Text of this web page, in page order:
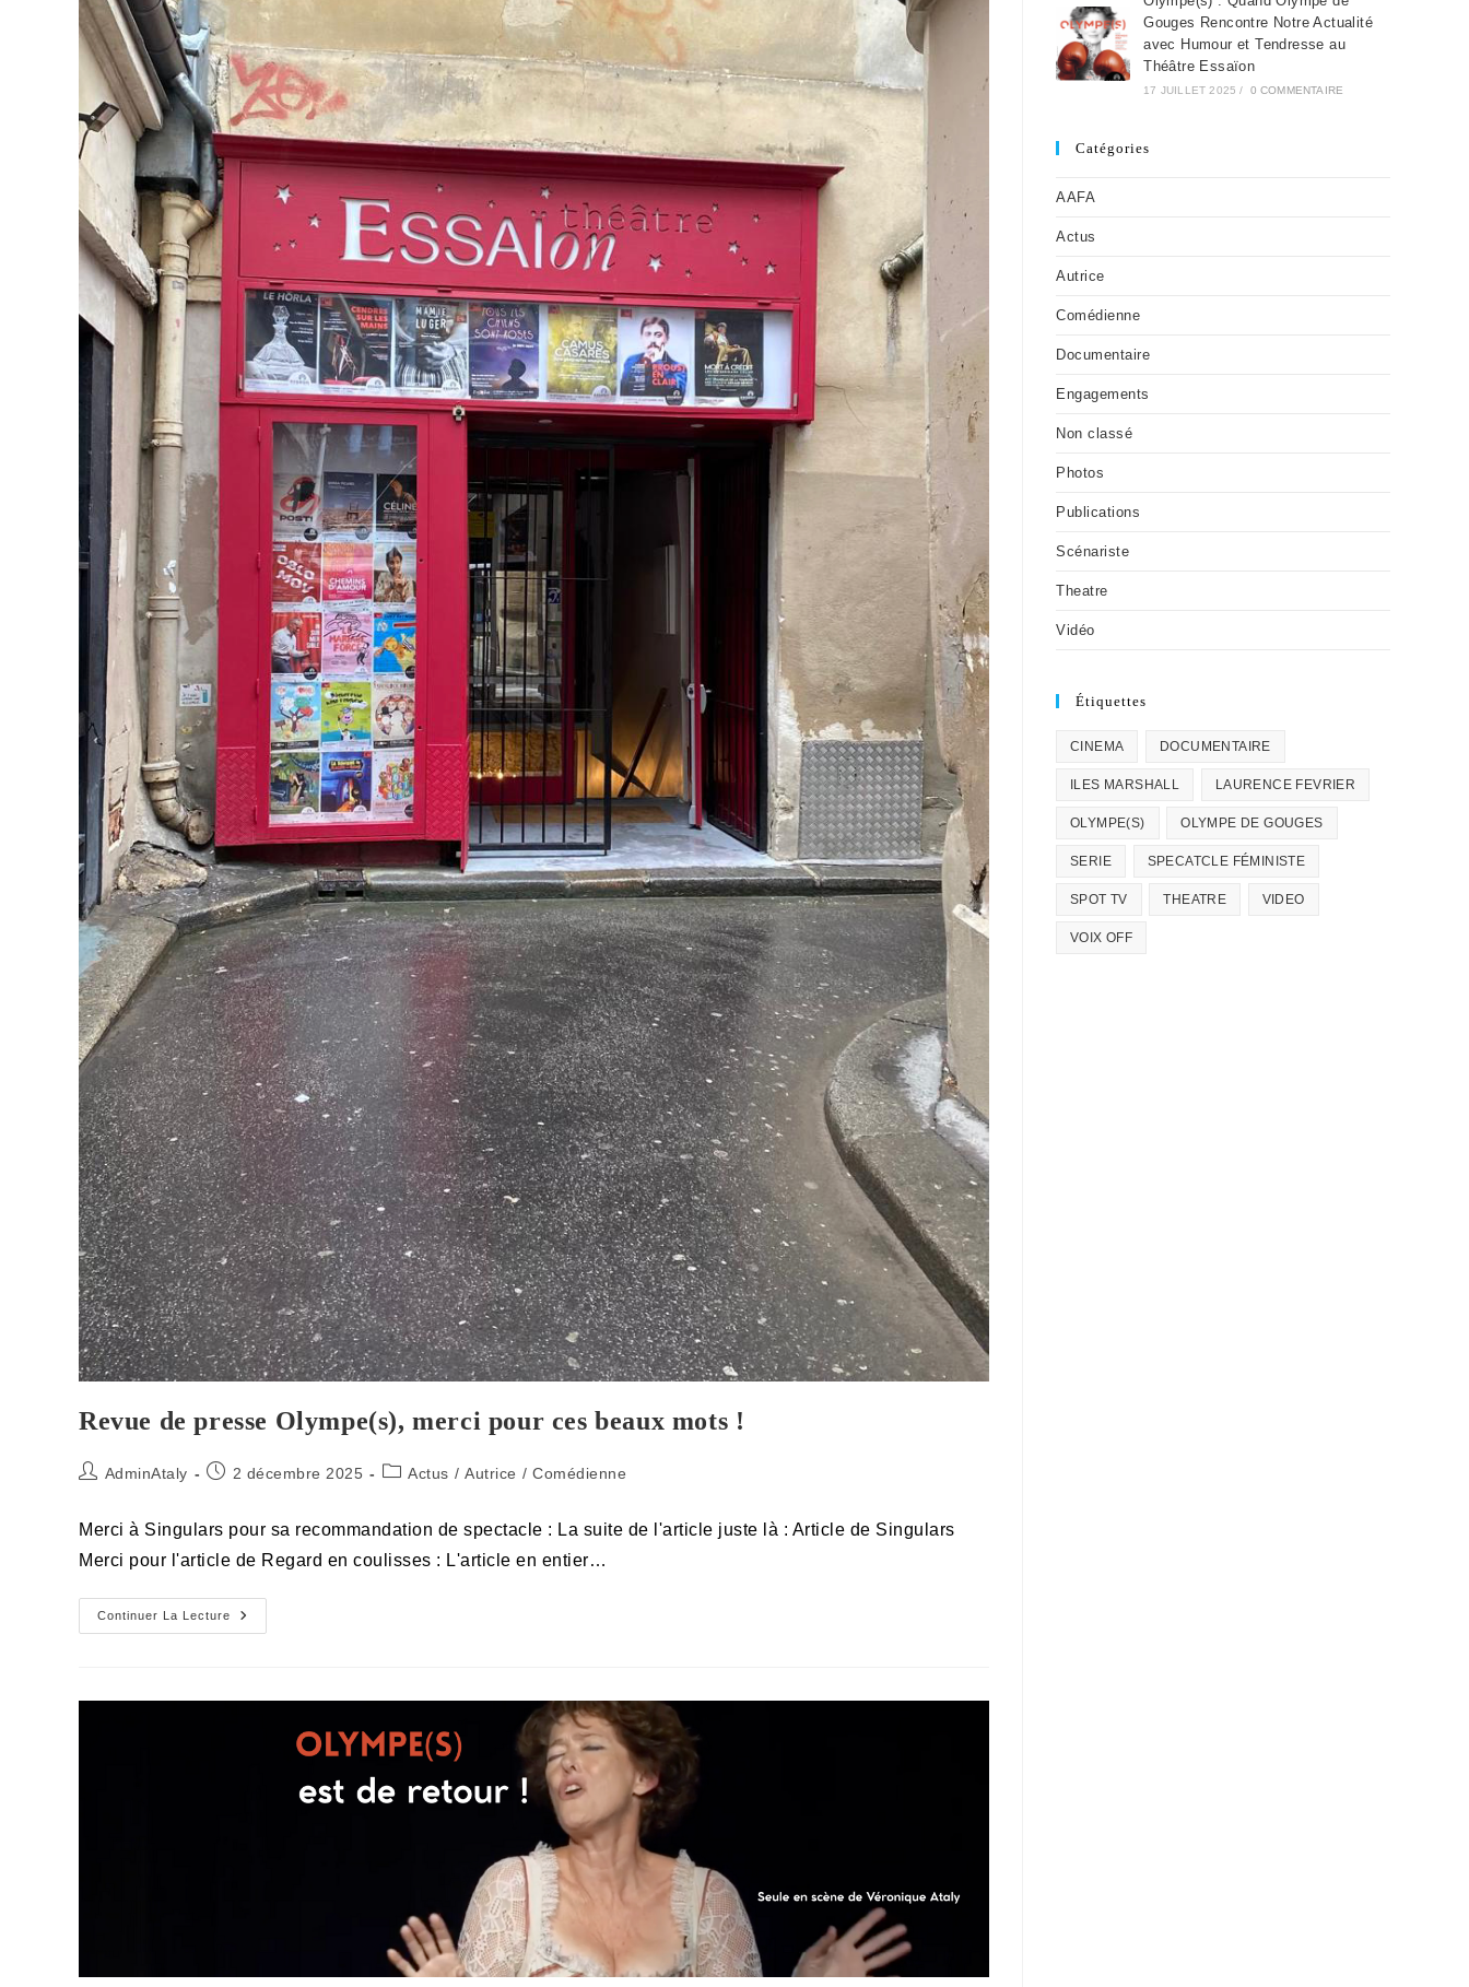
Revue de presse Olympe(s), merci pour ces beaux mots !
Auteur/autrice
publication :
AdminAtaly
Publication
2 décembre 2025
PostActus / Autrice / Comédienne
Merci à Singulars pour sa recommandation de spectacle : La suite de l'article juste là : Article de Singulars
Merci pour l'article de Regard en coulisses : L'article en entier…
Continuer La Lecture
Revue
De
Gouges Rencontre Notre Actualité
avec Humour et Tendresse au
Théâtre Essaïon
17 JUILLET 2025 / 0 COMMENTAIRE
Catégories
AAFA
Actus
Autrice
Comédienne
Documentaire
Engagements
Non classé
Photos
Publications
Scénariste
Theatre
Vidéo
Étiquettes
CINEMA DOCUMENTAIRE
ILES MARSHALL LAURENCE FEVRIER
OLYMPE(S) OLYMPE DE GOUGES
SERIE SPECATCLE FÉMINISTE
SPOT TV THEATRE VIDEO
VOIX OFF